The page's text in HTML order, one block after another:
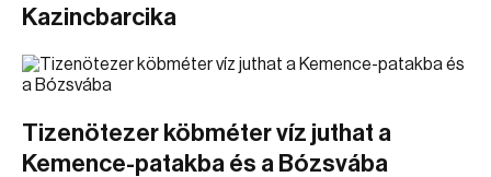
Kazincbarcika
Tizenötezer köbméter víz juthat a
Kemence-patakba és a Bózsvába